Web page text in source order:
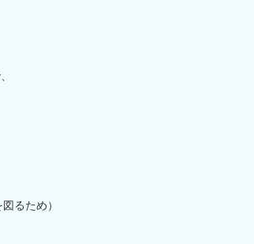
るため）